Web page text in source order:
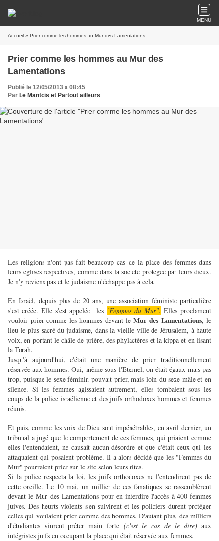
MENU
Accueil » Prier comme les hommes au Mur des Lamentations
Prier comme les hommes au Mur des
Lamentations
Publié le 12/05/2013 à 08:45
Par Le Mantois et Partout ailleurs
Les religions n'ont pas fait beaucoup cas de la place des femmes dans
leurs églises respectives, comme dans la société protégée par leurs dieux.
Je n'y reviens pas et le judaisme n'échappe pas à cela.
En Israël, depuis plus de 20 ans, une association féministe particulière
s'est créée. Elle s'est appelée les "Femmes du Mur". Elles proclament
vouloir prier comme les hommes devant le Mur des Lamentations, le
lieu le plus sacré du judaisme, dans la vieille ville de Jérusalem, à haute
voix, en portant le châle de prière, des phylactères et la kippa et en lisant
la Torah.
Jusqu'à aujourd'hui, c'était une manière de prier traditionnellement
réservée aux hommes. Oui, même sous l'Eternel, on était égaux mais pas
trop, puisque le sexe féminin pouvait prier, mais loin du sexe mâle et en
silence. Si les femmes agissaient autrement, elles tombaient sous les
coups de la police israélienne et des juifs orthodoxes hommes et femmes
réunis.
Et puis, comme les voix de Dieu sont impénétrables, en avril dernier, un
tribunal a jugé que le comportement de ces femmes, qui priaient comme
elles l'entendaient, ne causait aucun désordre et que c'était ceux qui les
attaquaient qui posaient problème. Il a alors décidé que les "Femmes du
Mur" pourraient prier sur le site selon leurs rites.
Si la police respecta la loi, les juifs orthodoxes ne l'entendirent pas de
cette oreille. Le 10 mai, un millier de ces fanatiques se rassemblèrent
devant le Mur des Lamentations pour en interdire l'accès à 400 femmes
juives. Des heurts violents s'en suivirent et les policiers durent protéger
celles qui voulaient prier comme des hommes. D'autant plus, des milliers
d'étudiantes vinrent prêter main forte (c'est le cas de le dire) aux
intégristes juifs en occupant la place qui était réservée aux femmes.